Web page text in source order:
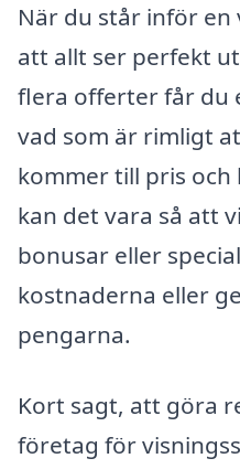
När du står inför
att allt ser perfekt
flera offerter får du
vad som är rimligt
kommer till pris
kan det vara så att
bonusar eller
kostnaderna eller
pengarna.
Kort sagt, att göra
företag för